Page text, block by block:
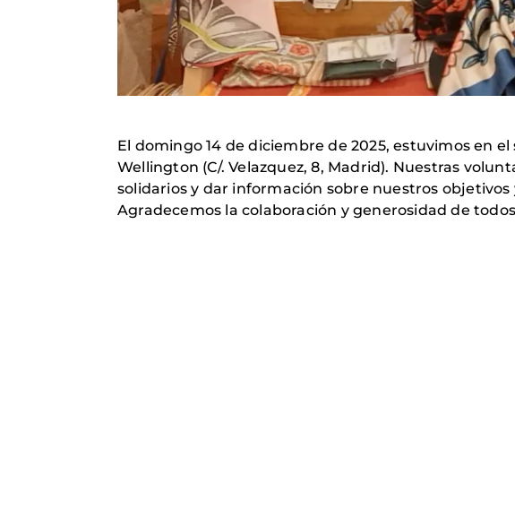
El domingo 14 de diciembre de 2025, estuvimos en
Wellington (C/. Velazquez, 8, Madrid). Nuestras
solidarios y dar información sobre nuestros
Agradecemos la colaboración y generosidad de